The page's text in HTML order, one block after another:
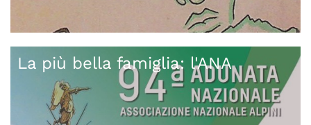
La più bella famiglia: l'ANA